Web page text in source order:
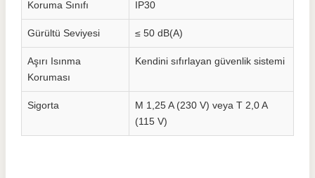
Koruma Sınıfı IP30
Gürültü Seviyesi ≤ 50 dB(A)
Aşırı Isınma
Koruması
Kendini sıfırlayan güvenlik sistemi
Sigorta
M 1,25 A (230 V) veya T 2,0 A
(115 V)